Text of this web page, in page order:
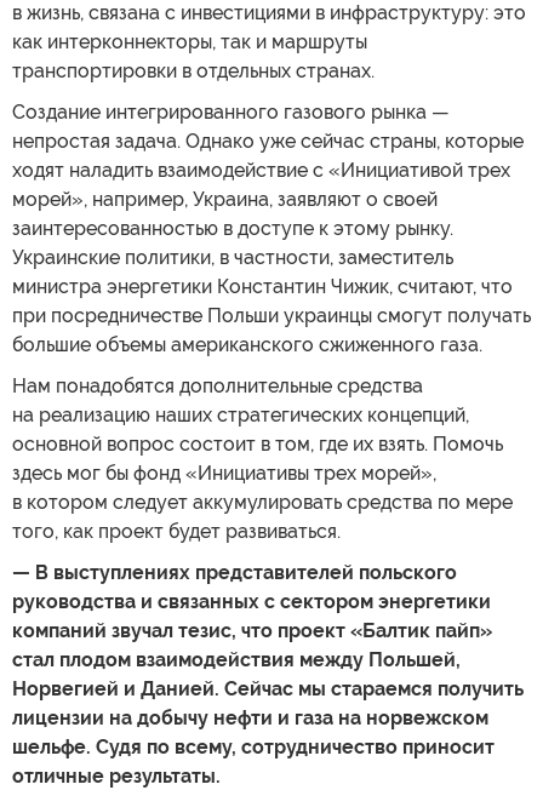
в жизнь, связана с инвестициями в инфраструктуру: это
как интерконнекторы, так и маршруты
транспортировки в отдельных странах.
Создание интегрированного газового рынка —
непростая задача. Однако уже сейчас страны, которые
ходят наладить взаимодействие с «Инициативой трех
морей», например, Украина, заявляют о своей
заинтересованностью в доступе к этому рынку.
Украинские политики, в частности, заместитель
министра энергетики Константин Чижик, считают, что
при посредничестве Польши украинцы смогут получать
большие объемы американского сжиженного газа.
Нам понадобятся дополнительные средства
на реализацию наших стратегических концепций,
основной вопрос состоит в том, где их взять. Помочь
здесь мог бы фонд «Инициативы трех морей»,
в котором следует аккумулировать средства по мере
того, как проект будет развиваться.
— В выступлениях представителей польского
руководства и связанных с сектором энергетики
компаний звучал тезис, что проект «Балтик пайп»
стал плодом взаимодействия между Польшей,
Норвегией и Данией. Сейчас мы стараемся получить
лицензии на добычу нефти и газа на норвежском
шельфе. Судя по всему, сотрудничество приносит
отличные результаты.